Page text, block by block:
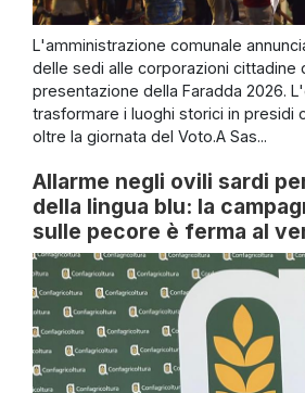
L'amministrazione comunale
delle sedi alle corporazioni cittadine
presentazione della Faradda 2026.
trasformare i luoghi storici in presidi
oltre la giornata del Voto.A Sas...
Allarme negli ovili sardi
della lingua blu: la
sulle pecore è ferma al